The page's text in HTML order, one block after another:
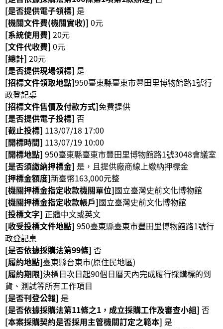
政
策
資
訊
安
全
宣
告
為
民
服
務
白
皮
書
政
府
公
開
資
訊
語系
[是否提供電子領標] 是
[機關文件費(機關實收)] 0元
[系統使用費] 20元
[文件代收費] 0元
[總計] 20元
[是否提供現場領標] 是
[招標文件領取地點]950臺東縣臺東市豐田里博物館路1號行
政登記桌
[招標文件售價及付款方式]免費提供
[是否提供電子投標] 否
[截止投標] 113/07/18 17:00
[開標時間] 113/07/19 10:00
[開標地點] 950臺東縣臺東市豐田里博物館路1號3048會議室
[是否須繳納押標金] 是，且提供廠商線上繳納押標金
[押標金額度]新臺幣163,000元整
[機關押標金指定收款機關單位]國立臺灣史前文化博物館
[機關押標金指定收款帳戶]國立臺灣史前文化博物館
[投標文字] 正體中文或英文
[收受投標文件地點] 950臺東縣臺東市豐田里博物館路1號行
政登記桌
[是否依據採購法第99條] 否
[履約地點]臺東縣台東市(原住民地區)
[履約期限]決標日次日起90個日曆天內完成履行採購標的到
貨、測試等所有工作項目
[是否刊登公報] 是
[是否依據採購法第11條之1，成立採購工作及審查小組] 否
[本案採購契約是否採用主管機關訂定之範本] 是